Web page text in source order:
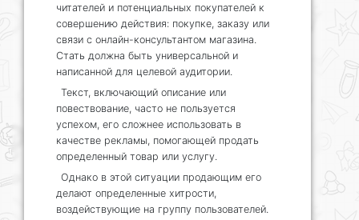
читателей и потенциальных покупателей к
совершению действия: покупке, заказу или
связи с онлайн-консультантом магазина.
Стать должна быть универсальной и
написанной для целевой аудитории.
Текст, включающий описание или
повествование, часто не пользуется
успехом, его сложнее использовать в
качестве рекламы, помогающей продать
определенный товар или услугу.
Однако в этой ситуации продающим его
делают определенные хитрости,
воздействующие на группу пользователей.